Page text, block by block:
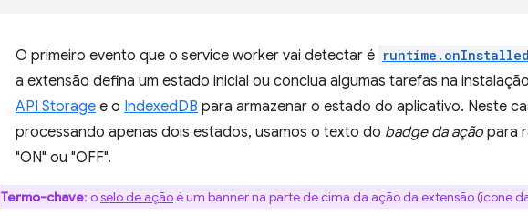
O primeiro evento que o service worker vai detectar é
a extensão defina um estado inicial ou conclua algumas tarefas na
API Storage e o IndexedDB para armazenar o estado do aplicativo. Neste
processando apenas dois estados, usamos o texto do badge da ação para
"ON" ou "OFF".
Termo-chave: oselo de açãoé um banner na parte de cima da ação da extensão (ícone